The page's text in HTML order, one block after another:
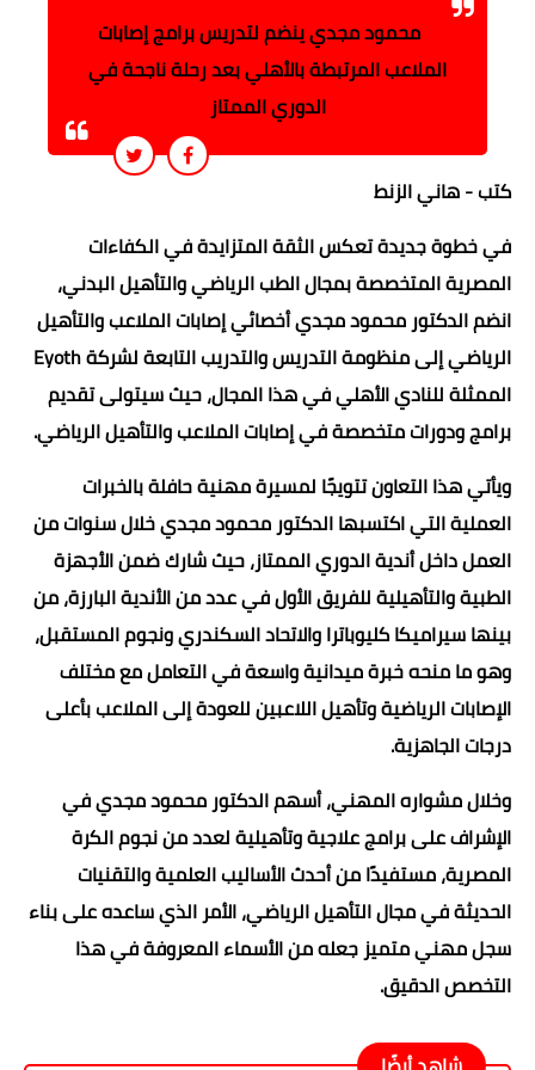
محمود مجدي ينضم لتدريس برامج إصابات
الملاعب المرتبطة بالأهلي بعد رحلة ناجحة في
الدوري الممتاز
كتب - هاني الزنط
في خطوة جديدة تعكس الثقة المتزايدة في الكفاءات
المصرية المتخصصة بمجال الطب الرياضي والتأهيل البدني،
انضم الدكتور محمود مجدي أخصائي إصابات الملاعب والتأهيل
الرياضي إلى منظومة التدريس والتدريب التابعة لشركة Eyoth
الممثلة للنادي الأهلي في هذا المجال، حيث سيتولى تقديم
برامج ودورات متخصصة في إصابات الملاعب والتأهيل الرياضي.
ويأتي هذا التعاون تتويجًا لمسيرة مهنية حافلة بالخبرات
العملية التي اكتسبها الدكتور محمود مجدي خلال سنوات من
العمل داخل أندية الدوري الممتاز، حيث شارك ضمن الأجهزة
الطبية والتأهيلية للفريق الأول في عدد من الأندية البارزة، من
بينها سيراميكا كليوباترا والاتحاد السكندري ونجوم المستقبل،
وهو ما منحه خبرة ميدانية واسعة في التعامل مع مختلف
الإصابات الرياضية وتأهيل اللاعبين للعودة إلى الملاعب بأعلى
درجات الجاهزية.
وخلال مشواره المهني، أسهم الدكتور محمود مجدي في
الإشراف على برامج علاجية وتأهيلية لعدد من نجوم الكرة
المصرية، مستفيدًا من أحدث الأساليب العلمية والتقنيات
الحديثة في مجال التأهيل الرياضي، الأمر الذي ساعده على بناء
سجل مهني متميز جعله من الأسماء المعروفة في هذا
التخصص الدقيق.